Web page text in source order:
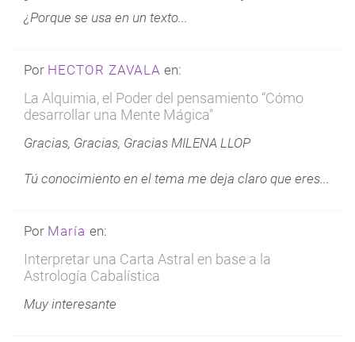
¿Porque se usa en un texto...
Por HECTOR ZAVALA en:
La Alquimia, el Poder del pensamiento “Cómo
desarrollar una Mente Mágica"
Gracias, Gracias, Gracias MILENA LLOP
Tú conocimiento en el tema me deja claro que eres...
Por María en:
Interpretar una Carta Astral en base a la
Astrología Cabalística
Muy interesante